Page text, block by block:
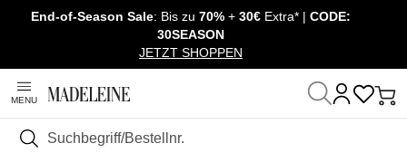
Überspringe Navigation, direkt zum Content
End-of-Season Sale: Bis zu 70% + 30€ Extra* | CODE:
30SEASON
JETZT SHOPPEN
MENU
Suchen
Startseite Sale Outlet